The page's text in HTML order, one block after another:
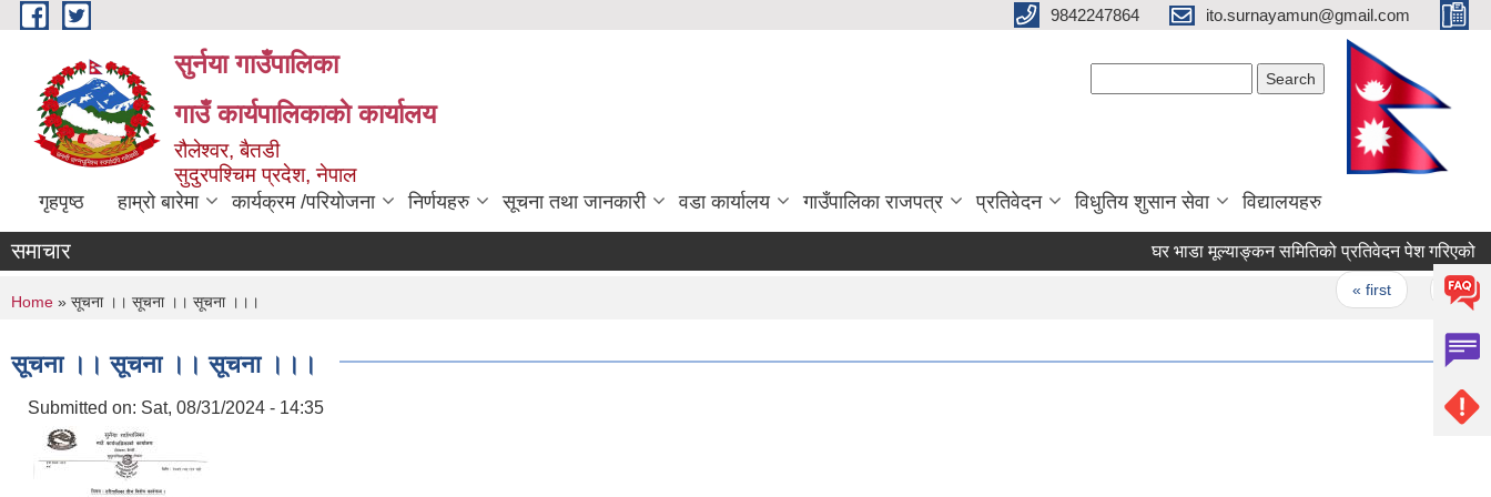
Skip to main content 9842247864 ito.surnayamun@gmail.com
सुर्नया गाउँपालिका
गाउँ कार्यपालिकाकाे कार्यालय
रौलेश्वर, बैतडी
सुदुरपश्चिम प्रदेश, नेपाल
गृहपृष्ठ हाम्रो बारेमा कार्यक्रम /परियोजना निर्णयहरु सूचना तथा जानकारी वडा कार्यालय गाउँपालिका राजपत्र प्रतिवेदन विधुतिय शुसान सेवा विद्यालयहरु
समाचार घर भाडा मूल्याङ्कन समितिको प्रतिवेदन पेश गरिएको
« first ‹
You are here
Home » सूचना ।। सूचना ।। सूचना ।।।
सूचना ।। सूचना ।। सूचना ।।।
Submitted on: Sat, 08/31/2024 - 14:35